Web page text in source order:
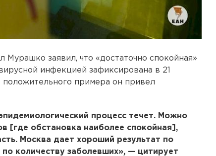
Мурашко заявил, что «достаточно спокойная»
инфекцией зафиксирована в 21
положительного примера он привел
процесс течет. Можно
[где обстановка наиболее спокойная],
Москва дает хороший результат по
количеству заболевших», — цитирует